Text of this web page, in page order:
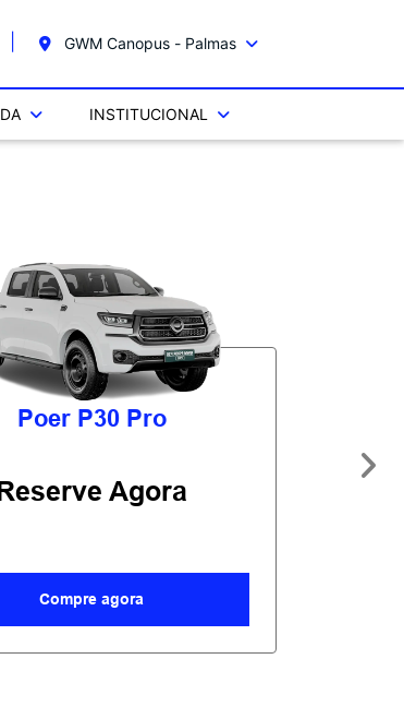
GWM Canopus - Palmas
INSTITUCIONAL
Poer P30 Pro
Agora
Compre agora